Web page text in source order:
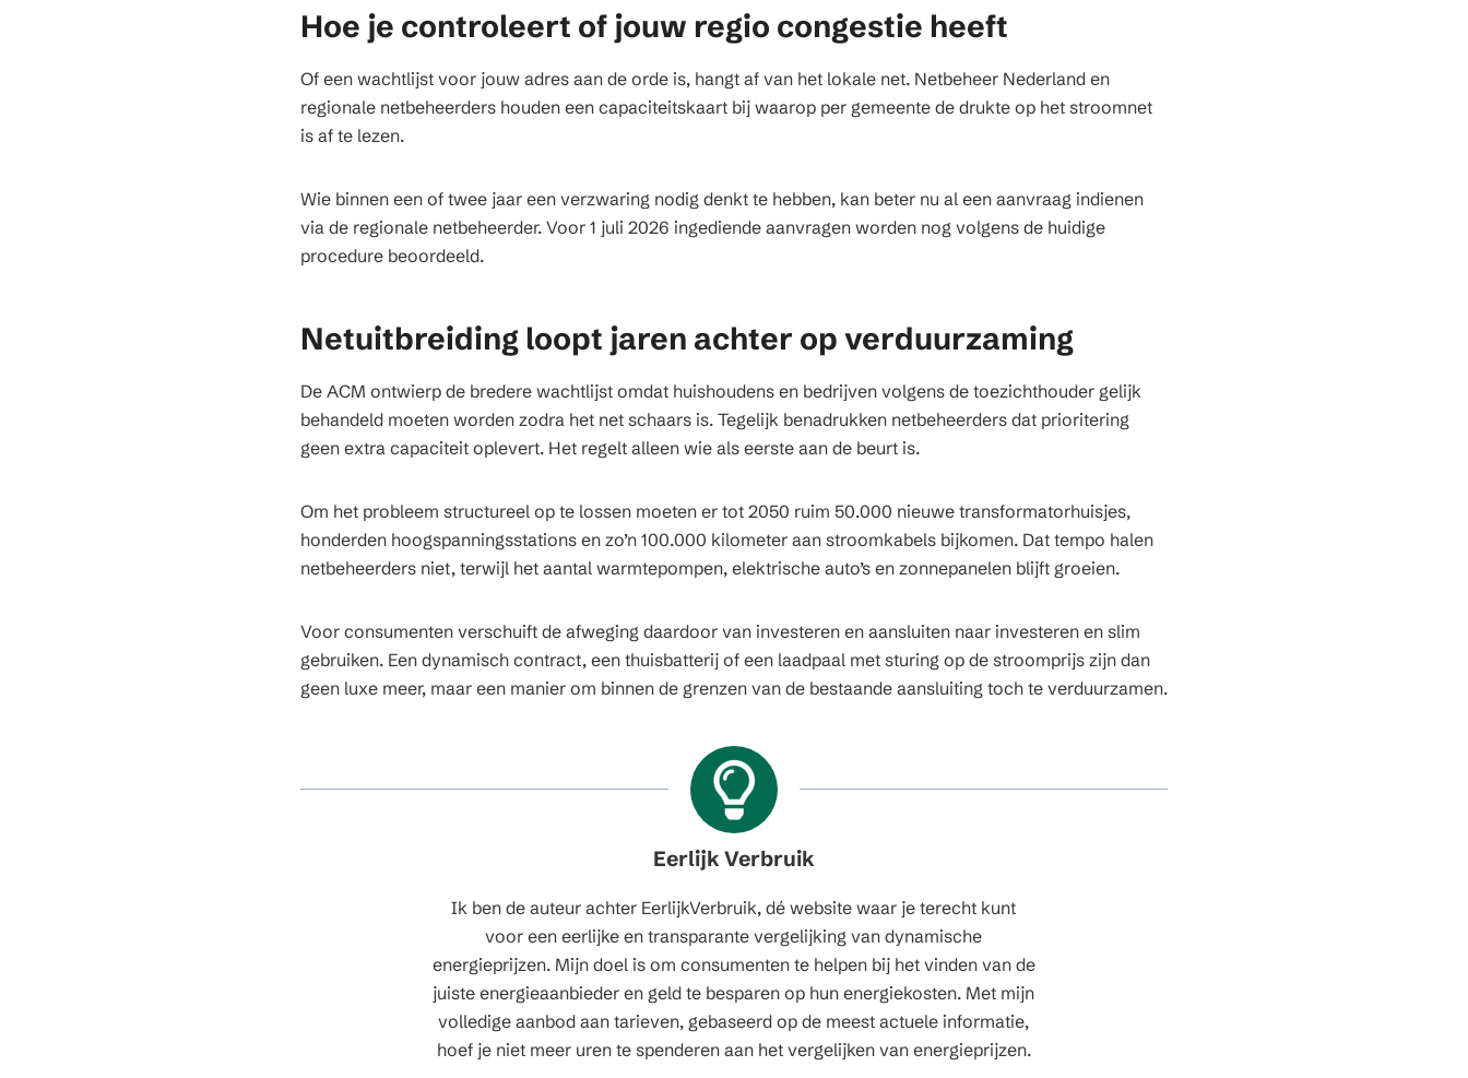
Hoe je controleert of jouw regio congestie heeft
Of een wachtlijst voor jouw adres aan de orde is, hangt af van het lokale net. Netbeheer Nederland en
regionale netbeheerders houden een capaciteitskaart bij waarop per gemeente de drukte op het stroomnet
is af te lezen.
Wie binnen een of twee jaar een verzwaring nodig denkt te hebben, kan beter nu al een aanvraag indienen
via de regionale netbeheerder. Voor 1 juli 2026 ingediende aanvragen worden nog volgens de huidige
procedure beoordeeld.
Netuitbreiding loopt jaren achter op verduurzaming
De ACM ontwierp de bredere wachtlijst omdat huishoudens en bedrijven volgens de toezichthouder gelijk
behandeld moeten worden zodra het net schaars is. Tegelijk benadrukken netbeheerders dat prioritering
geen extra capaciteit oplevert. Het regelt alleen wie als eerste aan de beurt is.
Om het probleem structureel op te lossen moeten er tot 2050 ruim 50.000 nieuwe transformatorhuisjes,
honderden hoogspanningsstations en zo’n 100.000 kilometer aan stroomkabels bijkomen. Dat tempo halen
netbeheerders niet, terwijl het aantal warmtepompen, elektrische auto’s en zonnepanelen blijft groeien.
Voor consumenten verschuift de afweging daardoor van investeren en aansluiten naar investeren en slim
gebruiken. Een dynamisch contract, een thuisbatterij of een laadpaal met sturing op de stroomprijs zijn dan
geen luxe meer, maar een manier om binnen de grenzen van de bestaande aansluiting toch te verduurzamen.
Eerlijk Verbruik
Ik ben de auteur achter EerlijkVerbruik, dé website waar je terecht kunt
voor een eerlijke en transparante vergelijking van dynamische
energieprijzen. Mijn doel is om consumenten te helpen bij het vinden van de
juiste energieaanbieder en geld te besparen op hun energiekosten. Met mijn
volledige aanbod aan tarieven, gebaseerd op de meest actuele informatie,
hoef je niet meer uren te spenderen aan het vergelijken van energieprijzen.